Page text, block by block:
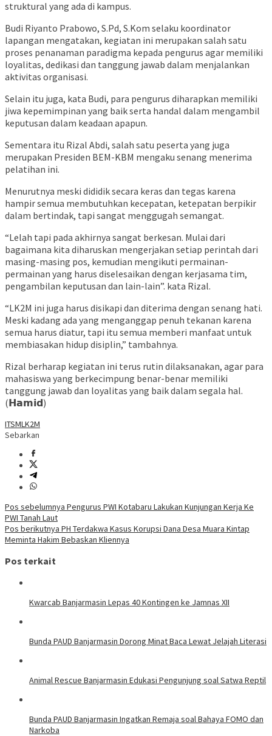
struktural yang ada di kampus.
Budi Riyanto Prabowo, S.Pd, S.Kom selaku koordinator
lapangan mengatakan, kegiatan ini merupakan salah satu
proses penanaman paradigma kepada pengurus agar memiliki
loyalitas, dedikasi dan tanggung jawab dalam menjalankan
aktivitas organisasi.
Selain itu juga, kata Budi, para pengurus diharapkan memiliki
jiwa kepemimpinan yang baik serta handal dalam mengambil
keputusan dalam keadaan apapun.
Sementara itu Rizal Abdi, salah satu peserta yang juga
merupakan Presiden BEM-KBM mengaku senang menerima
pelatihan ini.
Menurutnya meski dididik secara keras dan tegas karena
hampir semua membutuhkan kecepatan, ketepatan berpikir
dalam bertindak, tapi sangat menggugah semangat.
“Lelah tapi pada akhirnya sangat berkesan. Mulai dari
bagaimana kita diharuskan mengerjakan setiap perintah dari
masing-masing pos, kemudian mengikuti permainan-
permainan yang harus diselesaikan dengan kerjasama tim,
pengambilan keputusan dan lain-lain”. kata Rizal.
“LK2M ini juga harus disikapi dan diterima dengan senang hati.
Meski kadang ada yang menganggap penuh tekanan karena
semua harus diatur, tapi itu semua memberi manfaat untuk
membiasakan hidup disiplin,” tambahnya.
Rizal berharap kegiatan ini terus rutin dilaksanakan, agar para
mahasiswa yang berkecimpung benar-benar memiliki
tanggung jawab dan loyalitas yang baik dalam segala hal.
(𝗛𝗮𝗺𝗶𝗱)
ITSMLK2M
Sebarkan
Navigasi
pos
Pos sebelumnya Pengurus PWI Kotabaru Lakukan Kunjungan Kerja Ke
PWI Tanah Laut
Pos berikutnya PH Terdakwa Kasus Korupsi Dana Desa Muara Kintap
Meminta Hakim Bebaskan Kliennya
Pos terkait
Kwarcab Banjarmasin Lepas 40 Kontingen ke Jamnas XII
Bunda PAUD Banjarmasin Dorong Minat Baca Lewat Jelajah Literasi
Animal Rescue Banjarmasin Edukasi Pengunjung soal Satwa Reptil
Bunda PAUD Banjarmasin Ingatkan Remaja soal Bahaya FOMO dan
Narkoba